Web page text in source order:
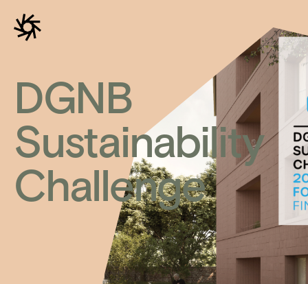
DGNB
Sustainability
Challenge